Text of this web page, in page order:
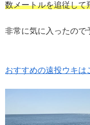
数メートルを追従して
非常に気に入ったので
おすすめの遠投ウキは